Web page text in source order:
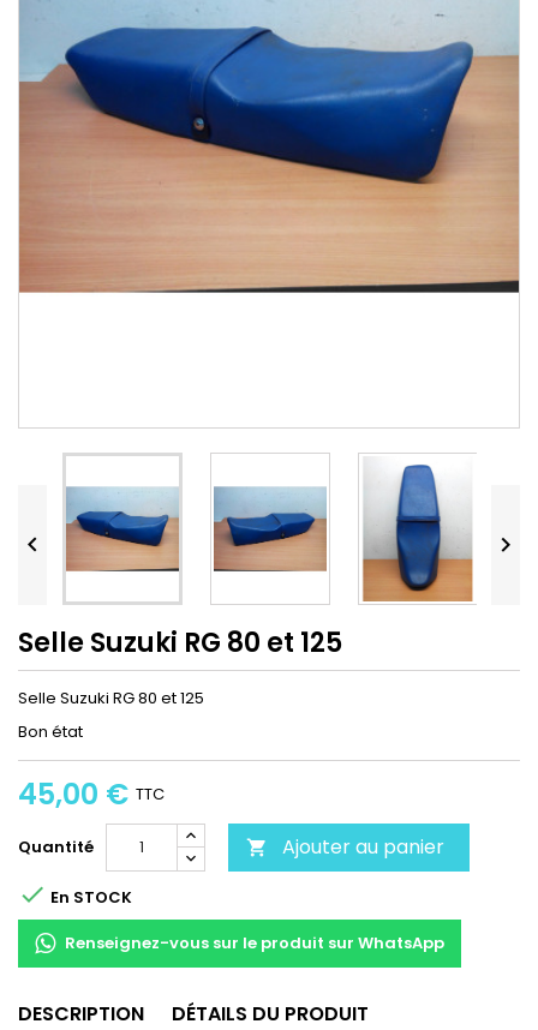
 
Selle Suzuki RG 80 et 125
Selle Suzuki RG 80 et 125
Bon état
45,00 € TTC
Quantité  Ajouter au panier
 En STOCK
Renseignez-vous sur le produit sur WhatsApp
DESCRIPTION DÉTAILS DU PRODUIT